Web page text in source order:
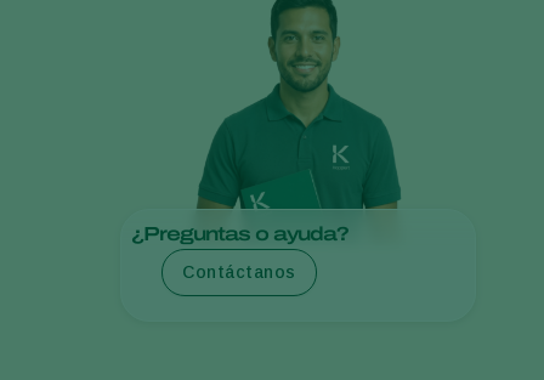
Kenya
Korea
Mexico
Netherlands
Paraguay
Portugal
Russia
¿Preguntas o ayuda?
Contáctanos